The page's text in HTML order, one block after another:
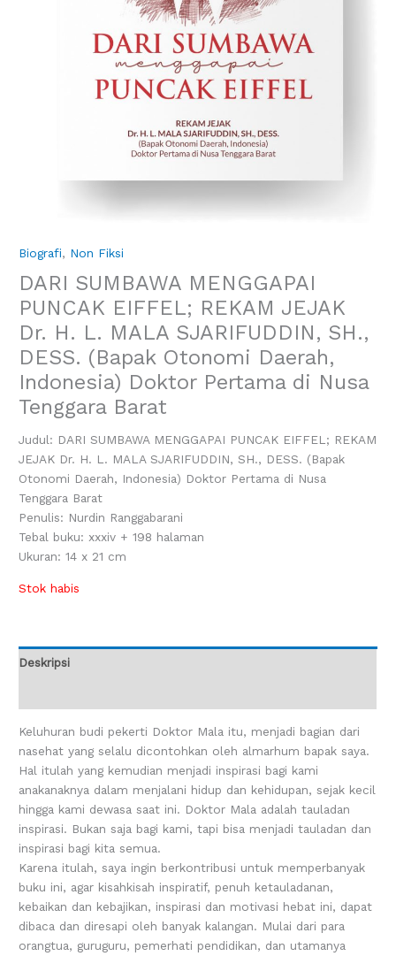
Biografi, Non Fiksi
DARI SUMBAWA MENGGAPAI
PUNCAK EIFFEL; REKAM JEJAK
Dr. H. L. MALA SJARIFUDDIN, SH.,
DESS. (Bapak Otonomi Daerah,
Indonesia) Doktor Pertama di Nusa
Tenggara Barat
Judul: DARI SUMBAWA MENGGAPAI PUNCAK EIFFEL; REKAM
JEJAK Dr. H. L. MALA SJARIFUDDIN, SH., DESS. (Bapak
Otonomi Daerah, Indonesia) Doktor Pertama di Nusa
Tenggara Barat
Penulis: Nurdin Ranggabarani
Tebal buku: xxxiv + 198 halaman
Ukuran: 14 x 21 cm
Stok habis
Deskripsi
Keluhuran budi pekerti Doktor Mala itu, menjadi bagian dari
nasehat yang selalu dicontohkan oleh almarhum bapak saya.
Hal itulah yang kemudian menjadi inspirasi bagi kami
anakanaknya dalam menjalani hidup dan kehidupan, sejak kecil
hingga kami dewasa saat ini. Doktor Mala adalah tauladan
inspirasi. Bukan saja bagi kami, tapi bisa menjadi tauladan dan
inspirasi bagi kita semua.
Karena itulah, saya ingin berkontribusi untuk memperbanyak
buku ini, agar kisahkisah inspiratif, penuh ketauladanan,
kebaikan dan kebajikan, inspirasi dan motivasi hebat ini, dapat
dibaca dan diresapi oleh banyak kalangan. Mulai dari para
orangtua, guruguru, pemerhati pendidikan, dan utamanya